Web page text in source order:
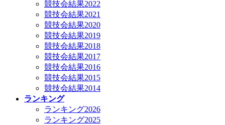
競技会結果2022
競技会結果2021
競技会結果2020
競技会結果2019
競技会結果2018
競技会結果2017
競技会結果2016
競技会結果2015
競技会結果2014
ランキング
ランキング2026
ランキング2025